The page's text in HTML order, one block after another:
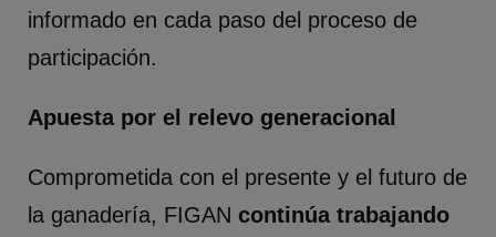
informado en cada paso del proceso de
participación.
Apuesta por el relevo generacional
Comprometida con el presente y el futuro de
la ganadería, FIGANcontinúa trabajando